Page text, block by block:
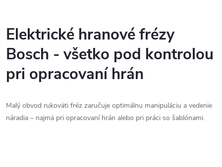
o
v
o
v
v
l
á
a
Elektrické hranové frézy
Bosch - všetko pod kontrolou
pri opracovaní hrán
Malý obvod rukoväti fréz zaručuje optimálnu manipuláciu a vedenie
náradia – najmä pri opracovaní hrán alebo pri práci so šablónami.